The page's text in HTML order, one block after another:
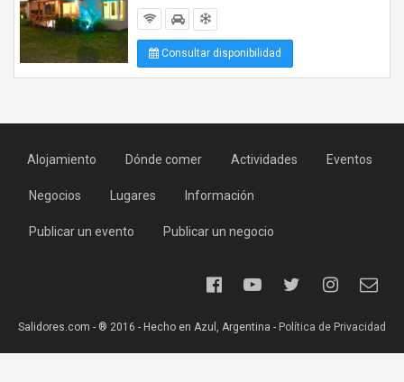
Consultar disponibilidad
Alojamiento Dónde comer Actividades Eventos
Negocios Lugares Información
Publicar un evento Publicar un negocio
Salidores.com - ® 2016 - Hecho en Azul, Argentina - Política de Privacidad